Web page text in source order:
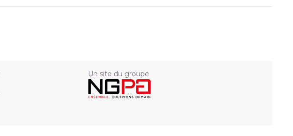
Un site du groupe